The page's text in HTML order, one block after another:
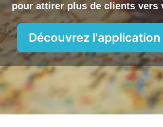
pour attirer plus de clients vers
Découvrez l'application